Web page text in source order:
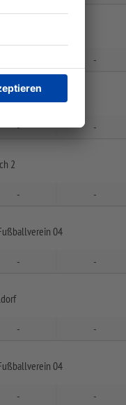
-
04
- -
2
- -
04
- -
- -
04
- -